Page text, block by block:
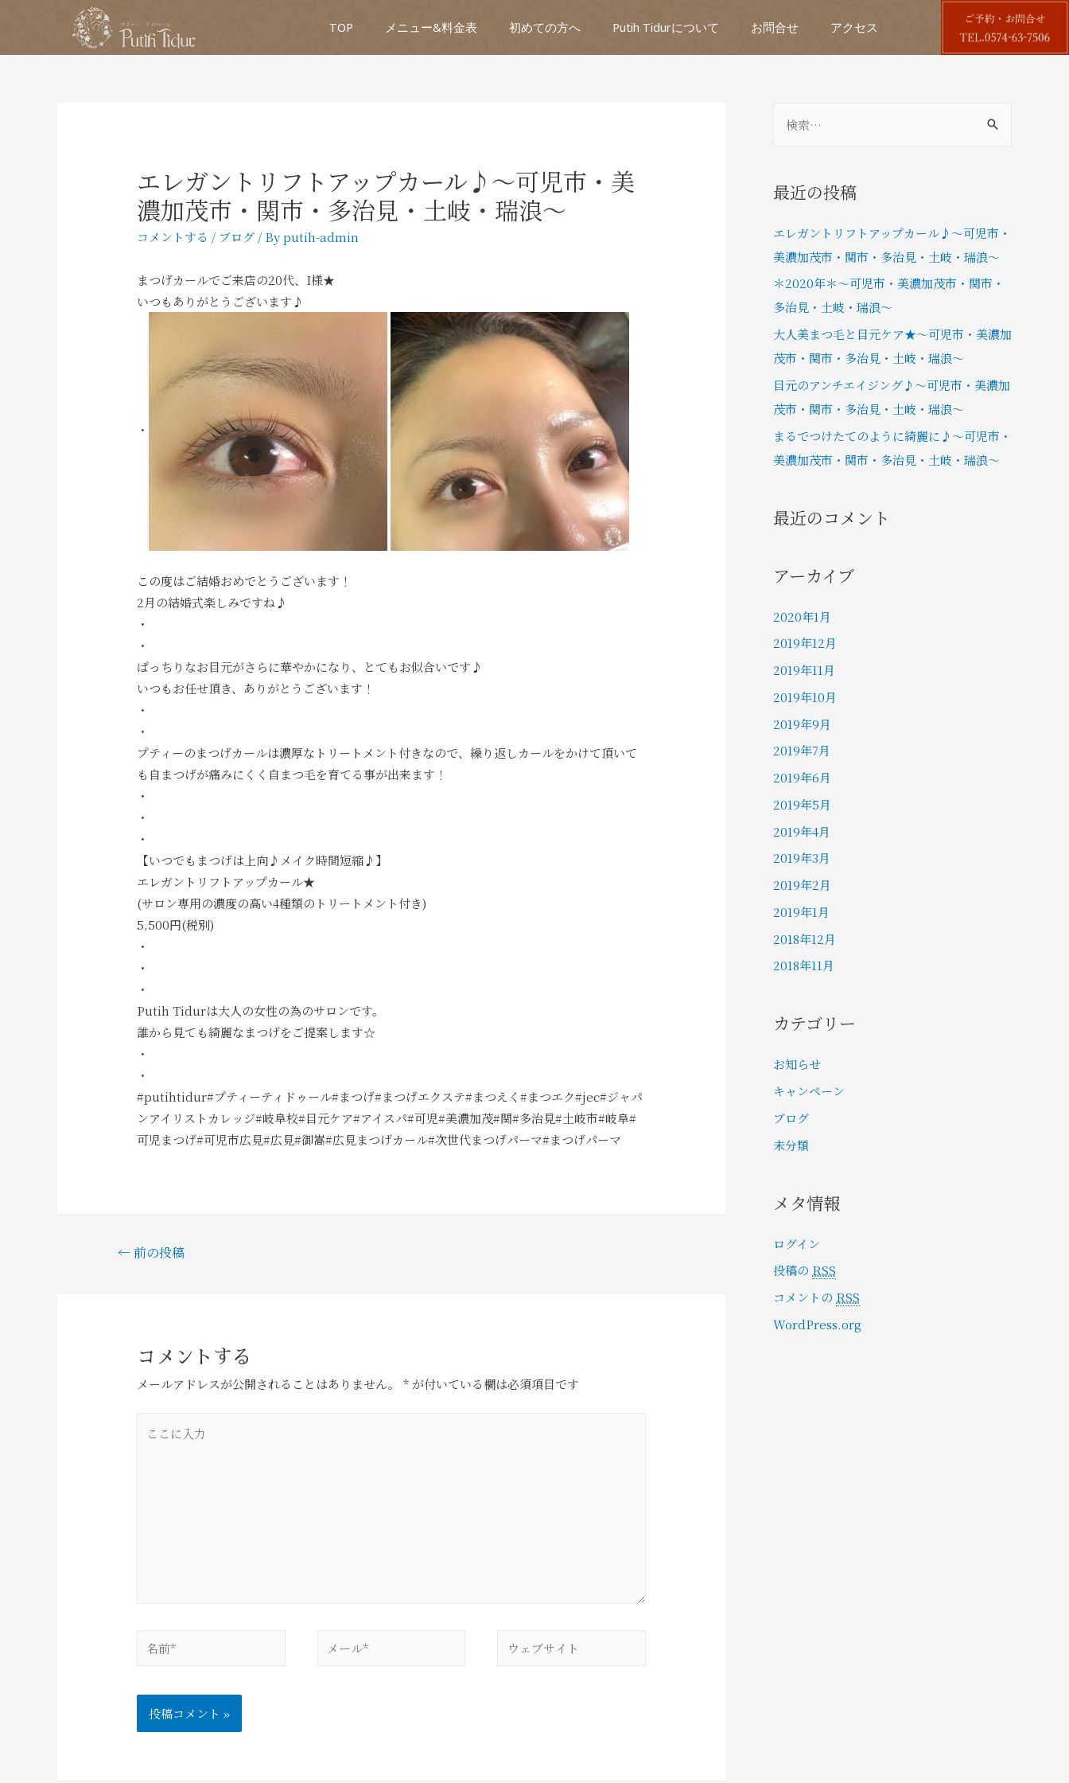
TOP メニュー&料金表 初めての方へ Putih Tidurについて お問合せ アクセス
エレガントリフトアップカール♪～可児市・美
濃加茂市・関市・多治見・土岐・瑞浪～
コメントする / ブログ / Byputih-admin
まつげカールでご来店の20代、I様★
いつもありがとうございます♪
・
この度はご結婚おめでとうございます！
2月の結婚式楽しみですね♪
・
・
ぱっちりなお目元がさらに華やかになり、とてもお似合いです♪
いつもお任せ頂き、ありがとうございます！
・
・
プティーのまつげカールは濃厚なトリートメント付きなので、繰り返しカールをかけて頂いて
も自まつげが痛みにくく自まつ毛を育てる事が出来ます！
・
・
・
【いつでもまつげは上向♪メイク時間短縮♪】
エレガントリフトアップカール★
(サロン専用の濃度の高い4種類のトリートメント付き)
5,500円(税別)
・
・
・
Putih Tidurは大人の女性の為のサロンです。
誰から見ても綺麗なまつげをご提案します☆
・
・
#putihtidur#プティーティドゥール#まつげ#まつげエクステ#まつえく#まつエク#jec#ジャパ
ンアイリストカレッジ#岐阜校#目元ケア#アイスパ#可児#美濃加茂#関#多治見#土岐市#岐阜#
可児まつげ#可児市広見#広見#御嵩#広見まつげカール#次世代まつげパーマ#まつげパーマ
←前の投稿
コメントする
メールアドレスが公開されることはありません。 * が付いている欄は必須項目です
最近の投稿
エレガントリフトアップカール♪～可児市・
美濃加茂市・関市・多治見・土岐・瑞浪～
＊2020年＊～可児市・美濃加茂市・関市・
多治見・土岐・瑞浪～
大人美まつ毛と目元ケア★～可児市・美濃加
茂市・関市・多治見・土岐・瑞浪～
目元のアンチエイジング♪～可児市・美濃加
茂市・関市・多治見・土岐・瑞浪～
まるでつけたてのように綺麗に♪～可児市・
美濃加茂市・関市・多治見・土岐・瑞浪～
最近のコメント
アーカイブ
2020年1月
2019年12月
2019年11月
2019年10月
2019年9月
2019年7月
2019年6月
2019年5月
2019年4月
2019年3月
2019年2月
2019年1月
2018年12月
2018年11月
カテゴリー
お知らせ
キャンペーン
ブログ
未分類
メタ情報
ログイン
投稿の RSS
コメントの RSS
WordPress.org